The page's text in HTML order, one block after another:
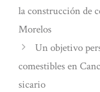
la construcción de
Morelos
Un objetivo
comestibles en
sicario